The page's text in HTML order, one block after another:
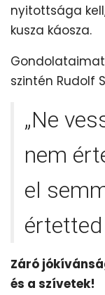
nyitottsága
kusza káosza.
szintén Rudolf
„Ne
nem
el
értetted
Záró
és a szívetek!